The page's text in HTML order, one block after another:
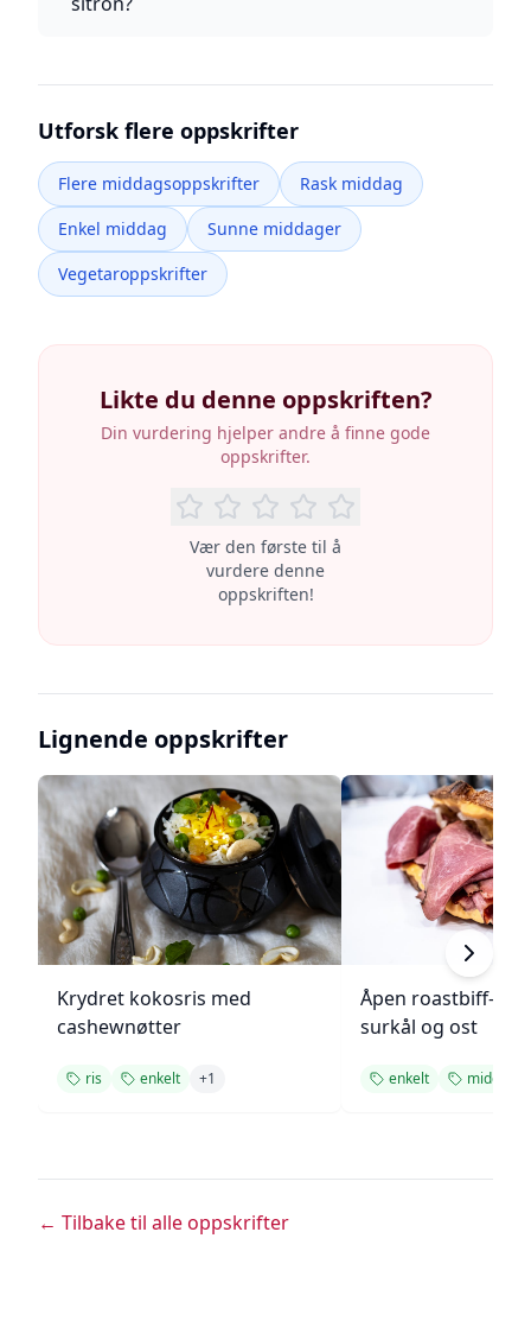
Utforsk flere oppskrifter
Flere middagsoppskrifter
Rask middag
Enkel middag
Sunne middager
Vegetaroppskrifter
Likte du denne oppskriften?
Din vurdering hjelper andre å finne gode
oppskrifter.
Vær den første til å
vurdere denne
oppskriften!
Lignende oppskrifter
Krydret kokosris med
cashewnøtter
ris enkelt +1
Åpen roastbiff-
surkål og ost
enkelt middag
← Tilbake til alle oppskrifter